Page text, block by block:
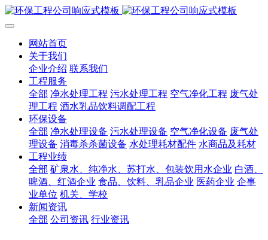
网站首页
关于我们
企业介绍 联系我们
工程服务
全部 净水处理工程 污水处理工程 空气净化工程 废气处
理工程 酒水乳品饮料调配工程
环保设备
全部 净水处理设备 污水处理设备 空气净化设备 废气处
理设备 消毒杀杀菌设备 水处理耗材配件 水商品及耗材
工程业绩
全部 矿泉水、纯净水、苏打水、包装饮用水企业 白酒、
啤酒、红酒企业 食品、饮料、乳品企业 医药企业 企事
业单位 机关、学校
新闻资讯
全部 公司资讯 行业资讯